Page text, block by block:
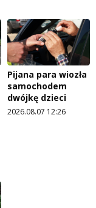
Pijana para wiozła
samochodem
dwójkę dzieci
2026.08.07 12:26